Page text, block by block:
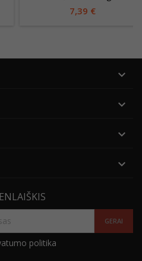
7,39 €




politika